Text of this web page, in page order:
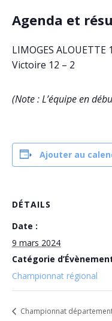
Agenda et
LIMOGES ALOUETTE
Victoire 12 – 2
(Note : L’équipe en
Ajouter au
DÉTAILS
Date :
9 mars 2024
Catégorie
Championnat régional
Championnat